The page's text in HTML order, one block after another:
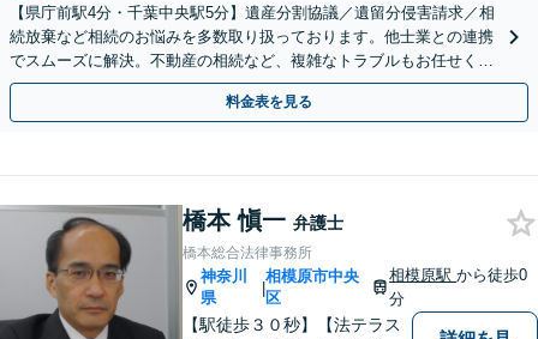
【県庁前駅4分・千葉中央駅5分】遺産分割協議／遺留分侵害請求／相
続放棄など相続のお悩みを多数取り扱っております。他士業との連携
でスムーズに解決。不動産の相続など、複雑なトラブルもお任せくだ
さい。【初回面談相談30分無料】
料金表を見る
橋本 愼一 弁護士
橋本総合法律事務所
神奈川
県
|
相模原市中央
区
相模原駅から徒歩0
分
【駅徒歩３０秒】【法テラス